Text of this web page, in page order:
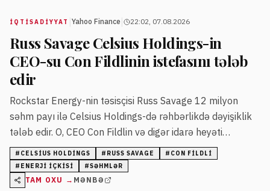
İQTISADIYYAT Yahoo Finance 22:02, 07.08.2026
Russ Savage Celsius Holdings-in
CEO-su Con Fildlinin istefasını tələb
edir
Rockstar Energy-nin təsisçisi Russ Savage 12 milyon
səhm payı ilə Celsius Holdings-də rəhbərlikdə dəyişiklik
tələb edir. O, CEO Con Fildlin və digər idarə heyəti
üzvlərinin istefasını istəyir.
# CELSIUS HOLDINGS # RUSS SAVAGE # CON FILDLI
# ENERJI IÇKISI #SƏHMLƏR
TAM OXU → MƏNBƏ